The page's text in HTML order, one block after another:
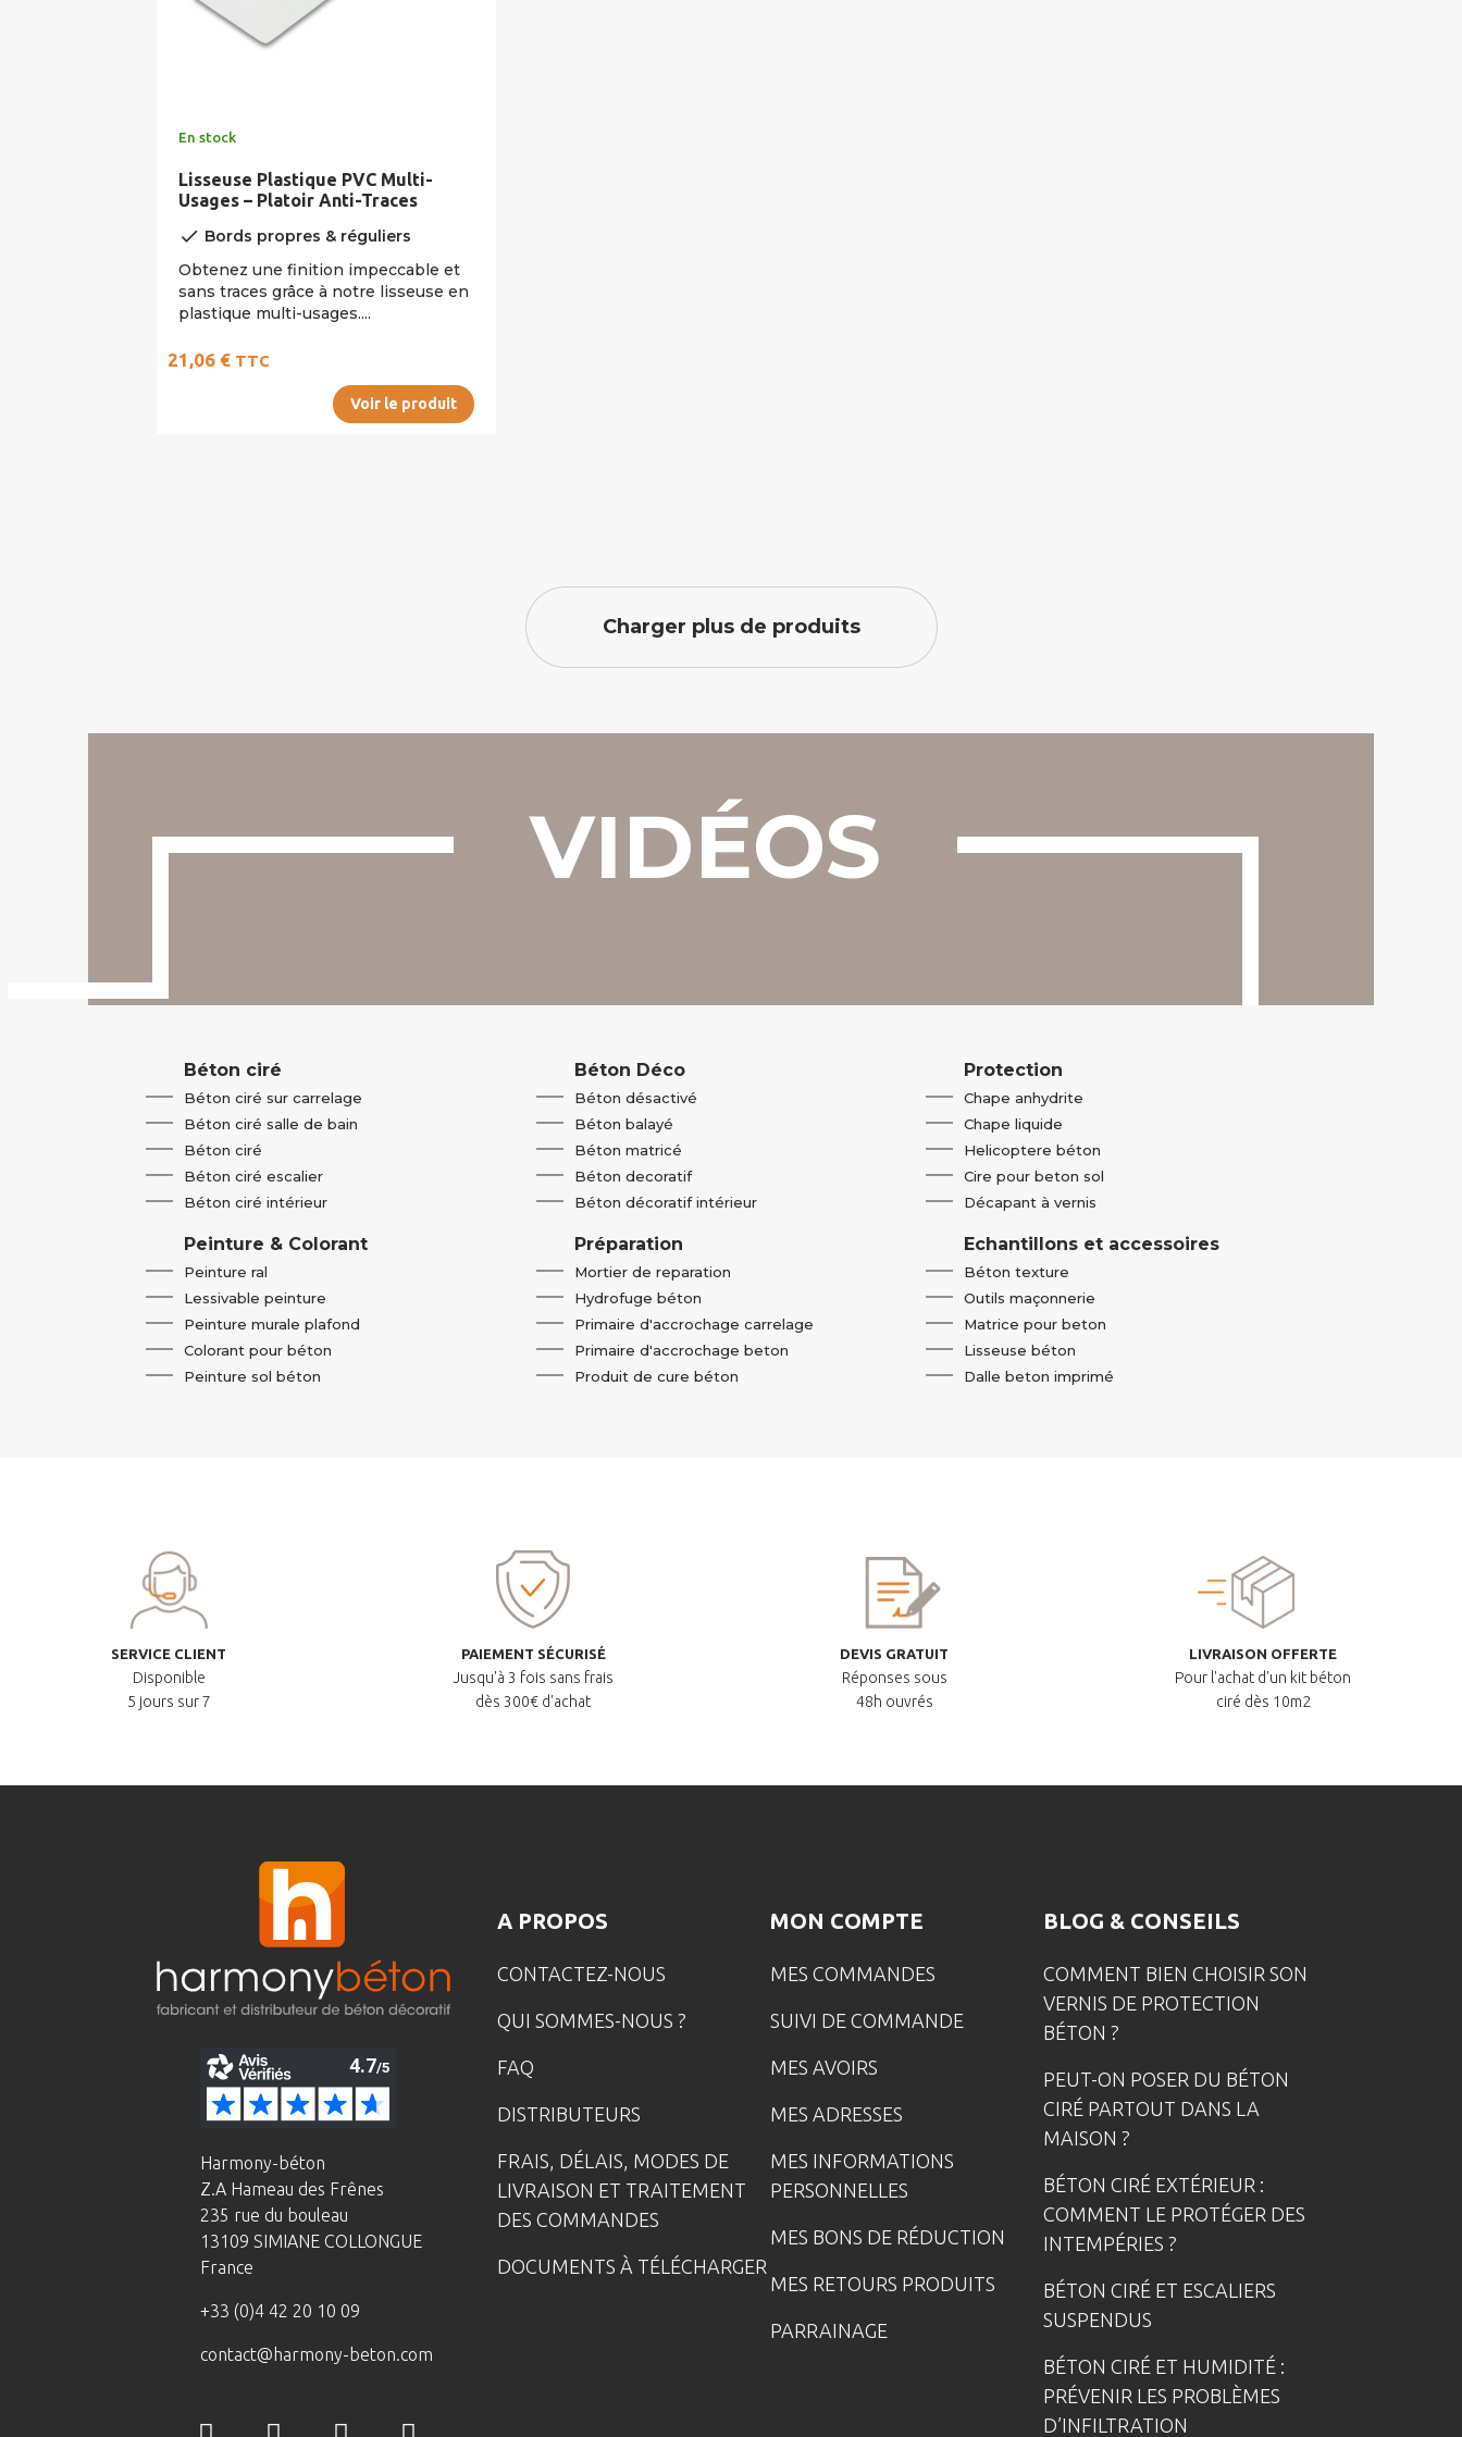
En stock
Lisseuse Plastique PVC Multi-
Usages – Platoir Anti-Traces
done Bords propres & réguliers
Obtenez une finition impeccable et
sans traces grâce à notre lisseuse en
plastique multi-usages....
21,06 € TTC
Voir le produit
Charger plus de produits
VIDÉOS
Béton ciré
Béton ciré sur carrelage
Béton ciré salle de bain
Béton ciré
Béton ciré escalier
Béton ciré intérieur
Béton Déco
Béton désactivé
Béton balayé
Béton matricé
Béton decoratif
Béton décoratif intérieur
Protection
Chape anhydrite
Chape liquide
Helicoptere béton
Cire pour beton sol
Décapant à vernis
Peinture & Colorant
Peinture ral
Lessivable peinture
Peinture murale plafond
Colorant pour béton
Peinture sol béton
Préparation
Mortier de reparation
Hydrofuge béton
Primaire d'accrochage carrelage
Primaire d'accrochage beton​
Produit de cure béton
Echantillons et accessoires
Béton texture
Outils maçonnerie
Matrice pour beton
Lisseuse béton
Dalle beton imprimé
SERVICE CLIENT
Disponible
5 jours sur 7
PAIEMENT SÉCURISÉ
Jusqu'à 3 fois sans frais
dès 300€ d'achat
DEVIS GRATUIT
Réponses sous
48h ouvrés
LIVRAISON OFFERTE
Pour l'achat d'un kit béton
ciré dès 10m2
Harmony-béton
Z.A Hameau des Frênes
235 rue du bouleau
13109 SIMIANE COLLONGUE
France
+33 (0)4 42 20 10 09
contact@harmony-beton.com
A PROPOS
CONTACTEZ-NOUS
QUI SOMMES-NOUS ?
FAQ
DISTRIBUTEURS
FRAIS, DÉLAIS, MODES DE
LIVRAISON ET TRAITEMENT
DES COMMANDES
DOCUMENTS À TÉLÉCHARGER
MON COMPTE
MES COMMANDES
SUIVI DE COMMANDE
MES AVOIRS
MES ADRESSES
MES INFORMATIONS
PERSONNELLES
MES BONS DE RÉDUCTION
MES RETOURS PRODUITS
PARRAINAGE
BLOG & CONSEILS
COMMENT BIEN CHOISIR SON
VERNIS DE PROTECTION
BÉTON ?
PEUT-ON POSER DU BÉTON
CIRÉ PARTOUT DANS LA
MAISON ?
BÉTON CIRÉ EXTÉRIEUR :
COMMENT LE PROTÉGER DES
INTEMPÉRIES ?
BÉTON CIRÉ ET ESCALIERS
SUSPENDUS
BÉTON CIRÉ ET HUMIDITÉ :
PRÉVENIR LES PROBLÈMES
D’INFILTRATION